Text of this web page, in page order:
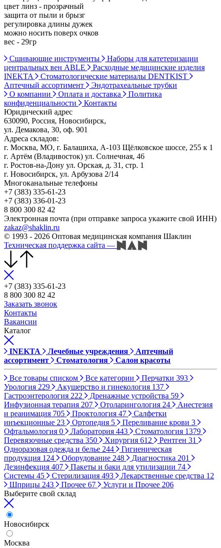
цвет линз - прозрачный
защита от пыли и брызг
регулировка длины дужек
можно носить поверх очков
вес - 29гр
Сшивающие инструменты
Наборы для катетеризации
центральных вен ABLE
Расходные медицинские изделия
INEKTA
Стоматологические материалы DENTKIST
Аптечный ассортимент
Эндотрахеальные трубки
О компании
Оплата и доставка
Политика
конфиденциальности
Контакты
Юридический адрес
630090, Россия, Новосибирск,
ул. Демакова, 30, оф. 901
Адреса складов:
г. Москва, МО, г. Балашиха, А-103 Щёлковское шоссе, 255 к 1
г. Артём (Владивосток) ул. Солнечная, 46
г. Ростов-на-Дону ул. Орская, д. 31, стр. 1
г. Новосибирск, ул. Арбузова 2/14
Многоканальные телефоны
+7 (383) 335-61-23
+7 (383) 336-01-23
8 800 300 82 42
Электронная почта (при отправке запроса укажите свой ИНН)
zakaz@shaklin.ru
© 1993 - 2026 Оптовая медицинская компания Шаклин
Техническая поддержка сайта —
+7 (383) 335-61-23
8 800 300 82 42
Заказать звонок
Контакты
Вакансии
Каталог
INEKTA Лечебные учреждения
Аптечный
ассортимент
Стоматология Салон красоты
Все товары списком Все категории Перчатки 393
Урология 229 Акушерство и гинекология 137
Гастроэнтерология 222 Дренажные устройства 59
Инфузионная терапия 207 Отоларингология 24
Анестезия
и реанимация 705 Проктология 47
Салфетки
инъекционные 23 Ортопедия 5 Переливание крови 3
Офтальмология 0 Лаборатория 443 Стоматология 1379
Перевязочные средства 350 Хирургия 612 Рентген 31
Одноразовая одежда и белье 244
Гигиеническая
продукция 124 Оборудование 248 Диагностика 201
Дезинфекция 407 Пакеты и баки для утилизации 74
Системы 45 Стерилизация 493 Лекарственные средства 12
Шприцы 243 Прочее 67 Услуги и Прочее 206
Выберите свой склад
Новосибирск
Москва